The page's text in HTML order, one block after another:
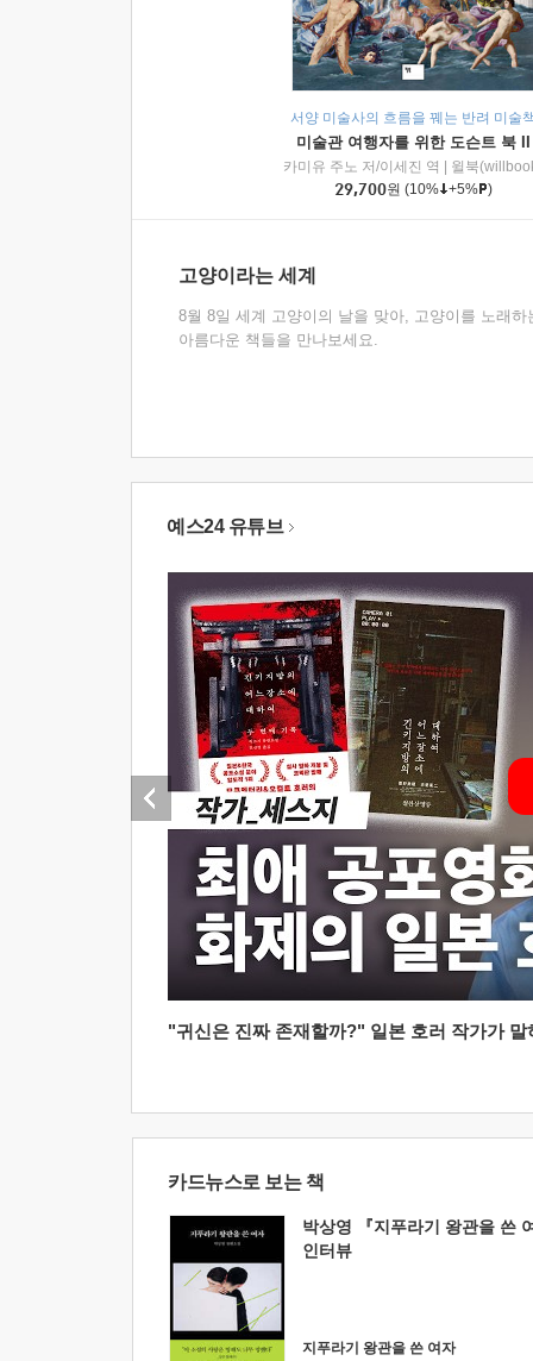
서양 미술사의 흐름을 꿰는 반려 미술
미술관 여행자를 위한 도슨트 북 II
카미유 주노 저/이세진 역
윌북
29,700원 (10% +5% )
고양이라는 세계
8월 8일 세계 고양이의 날을 맞아, 고양이를 노래하
아름다운 책들을 만나보세요.
예스24 유튜브
"귀신은 진짜 존재할까?" 일본 호러 작가가
카드뉴스로 보는 책
박상영 『지푸라기 왕관을 쓴
인터뷰
지푸라기 왕관을 쓴 여자